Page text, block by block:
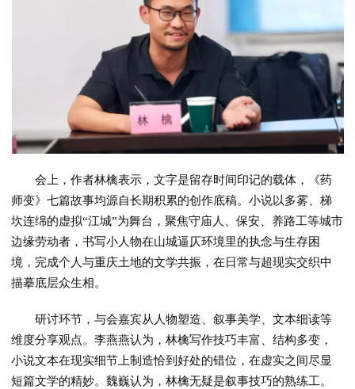
会上，作者林檎表示，文字是留存时间印记的载体，《药
师变》七篇故事均源自长期积累的创作底稿。小说以多雾、梯
坎连绵的虚拟“江城”为舞台，聚焦守庙人、保安、养路工等城市
边缘劳动者，书写小人物在山城逼仄环境里的执念与生存困
境，完成个人与重庆土地的文学共振，在日常与超现实交织中
描摹底层众生相。
研讨环节，与会嘉宾从人物塑造、叙事美学、文本细读等
维度分享观点。李燕燕认为，林檎写作技巧丰富、结构多变，
小说文本在现实细节上制造恰到好处的错位，在虚实之间尽显
短篇文学的精妙。魏巍认为，林檎无疑是叙事技巧的熟练工。